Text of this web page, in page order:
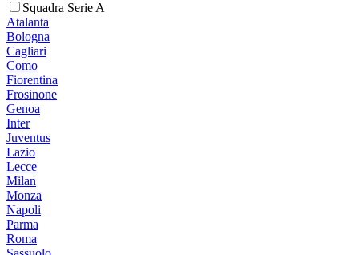
Squadra Serie A
Atalanta
Bologna
Cagliari
Como
Fiorentina
Frosinone
Genoa
Inter
Juventus
Lazio
Lecce
Milan
Monza
Napoli
Parma
Roma